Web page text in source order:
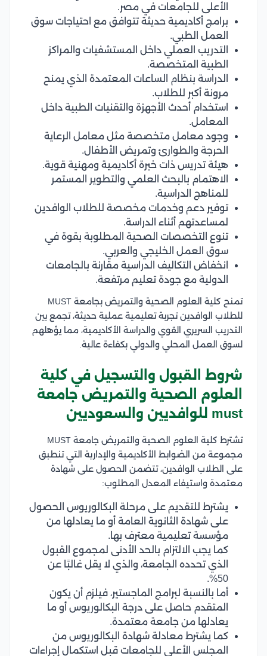
الأعلى للجامعات في مصر.
برامج أكاديمية حديثة تتوافق مع احتياجات سوق
العمل الطبي.
التدريب العملي داخل المستشفيات والمراكز
الطبية المتخصصة.
الدراسة بنظام الساعات المعتمدة الذي يمنح
مرونة أكبر للطلاب.
استخدام أحدث الأجهزة والتقنيات الطبية داخل
المعامل.
وجود معامل متخصصة مثل معامل الرعاية
الحرجة والطوارئ وتمريض الأطفال.
هيئة تدريس ذات خبرة أكاديمية ومهنية قوية.
الاهتمام بالبحث العلمي والتطوير المستمر
للمناهج الدراسية.
توفير دعم وخدمات مخصصة للطلاب الوافدين
لمساعدتهم أثناء الدراسة.
تنوع التخصصات الصحية المطلوبة بقوة في
سوق العمل الخليجي والعربي.
انخفاض التكاليف الدراسية مقارنة بالجامعات
الدولية مع جودة تعليم مرتفعة.
تمنح كلية العلوم الصحية والتمريض بجامعة MUST
للطلاب الوافدين تجربة تعليمية عملية حديثة، تجمع بين
التدريب السريري القوي والدراسة الأكاديمية، مما يؤهلهم
لسوق العمل المحلي والدولي بكفاءة عالية.
شروط القبول والتسجيل في كلية
العلوم الصحية والتمريض جامعة
must للوافديين والسعوديين
تشترط كلية العلوم الصحية والتمريض جامعة MUST
مجموعة من الضوابط الأكاديمية والإدارية التي تنطبق
على الطلاب الوافدين، تتضمن الحصول على شهادة
معتمدة واستيفاء المعدل المطلوب:
يشترط للتقديم على مرحلة البكالوريوس الحصول
على شهادة الثانوية العامة أو ما يعادلها من
مؤسسة تعليمية معترف بها.
كما يجب الالتزام بالحد الأدنى لمجموع القبول
الذي تحدده الجامعة، والذي لا يقل غالبًا عن
50%.
أما بالنسبة لبرامج الماجستير، فيلزم أن يكون
المتقدم حاصل على درجة البكالوريوس أو ما
يعادلها من جامعة معتمدة.
كما يشترط معادلة شهادة البكالوريوس من
المجلس الأعلى للجامعات قبل استكمال إجراءات